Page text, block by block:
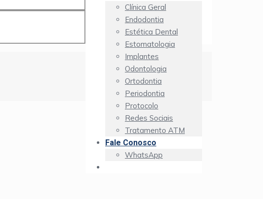
Clínica Geral
Endodontia
Estética Dental
Estomatologia
Implantes
Odontologia
Ortodontia
Periodontia
Protocolo
Redes Sociais
Tratamento ATM
Fale Conosco
WhatsApp